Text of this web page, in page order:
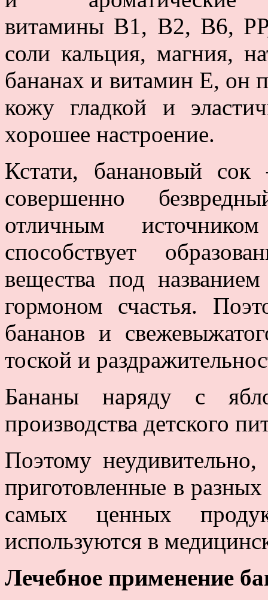
витамины В1, В2, В6,
соли кальция, магния,
бананах и витамин Е, он
кожу гладкой и
хорошее настроение.
Кстати, банановый
совершенно
отличным
способствует
вещества под
гормоном счастья.
бананов и
тоской и
Бананы наряду с
производства детского
Поэтому
приготовленные в
самых ценных
используются в
Лечебное применение